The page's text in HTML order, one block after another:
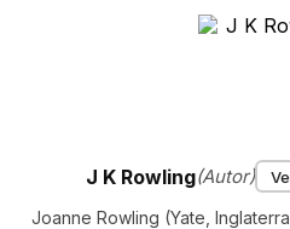
J K Rowling(Autor)
Joanne Rowling (Yate,